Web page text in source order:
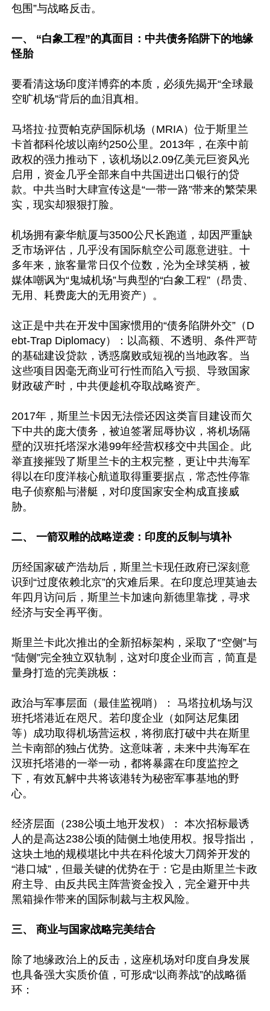
包围”与战略反击。
一、 “白象工程”的真面目：中共债务陷阱下的地缘
怪胎
要看清这场印度洋博弈的本质，必须先揭开“全球最
空旷机场”背后的血泪真相。
马塔拉·拉贾帕克萨国际机场（MRIA）位于斯里兰
卡首都科伦坡以南约250公里。2013年，在亲中前
政权的强力推动下，该机场以2.09亿美元巨资风光
启用，资金几乎全部来自中共国进出口银行的贷
款。中共当时大肆宣传这是“一带一路”带来的繁荣果
实，现实却狠狠打脸。
机场拥有豪华航厦与3500公尺长跑道，却因严重缺
乏市场评估，几乎没有国际航空公司愿意进驻。十
多年来，旅客量常日仅个位数，沦为全球笑柄，被
媒体嘲讽为“鬼城机场”与典型的“白象工程”（昂贵、
无用、耗费庞大的无用资产）。
这正是中共在开发中国家惯用的“债务陷阱外交”（D
ebt-Trap Diplomacy）：以高额、不透明、条件严苛
的基础建设贷款，诱惑腐败或短视的当地政客。当
这些项目因毫无商业可行性而陷入亏损、导致国家
财政破产时，中共便趁机夺取战略资产。
2017年，斯里兰卡因无法偿还因这类盲目建设而欠
下中共的庞大债务，被迫签署屈辱协议，将机场隔
壁的汉班托塔深水港99年经营权移交中共国企。此
举直接摧毁了斯里兰卡的主权完整，更让中共海军
得以在印度洋核心航道取得重要据点，常态性停靠
电子侦察船与潜艇，对印度国家安全构成直接威
胁。
二、 一箭双雕的战略逆袭：印度的反制与填补
历经国家破产浩劫后，斯里兰卡现任政府已深刻意
识到“过度依赖北京”的灾难后果。在印度总理莫迪去
年四月访问后，斯里兰卡加速向新德里靠拢，寻求
经济与安全再平衡。
斯里兰卡此次推出的全新招标架构，采取了“空侧”与
“陆侧”完全独立双轨制，这对印度企业而言，简直是
量身打造的完美跳板：
政治与军事层面（最佳监视哨）： 马塔拉机场与汉
班托塔港近在咫尺。若印度企业（如阿达尼集团
等）成功取得机场营运权，将彻底打破中共在斯里
兰卡南部的独占优势。这意味著，未来中共海军在
汉班托塔港的一举一动，都将暴露在印度监控之
下，有效瓦解中共将该港转为秘密军事基地的野
心。
经济层面（238公顷土地开发权）： 本次招标最诱
人的是高达238公顷的陆侧土地使用权。报导指出，
这块土地的规模堪比中共在科伦坡大刀阔斧开发的
“港口城”，但最关键的优势在于：它是由斯里兰卡政
府主导、由反共民主阵营资金投入，完全避开中共
黑箱操作带来的国际制裁与主权风险。
三、 商业与国家战略完美结合
除了地缘政治上的反击，这座机场对印度自身发展
也具备强大实质价值，可形成“以商养战”的战略循
环：